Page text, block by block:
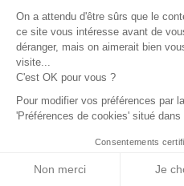
On a attendu d'être sûrs que le
ce site vous intéresse avant de
déranger, mais on aimerait bien
visite...
C'est OK pour vous ?
Pour modifier vos préférences par
'Préférences de cookies' situé dans
Consentements
Non merci Je
Trouvez le
le plus
Trouver